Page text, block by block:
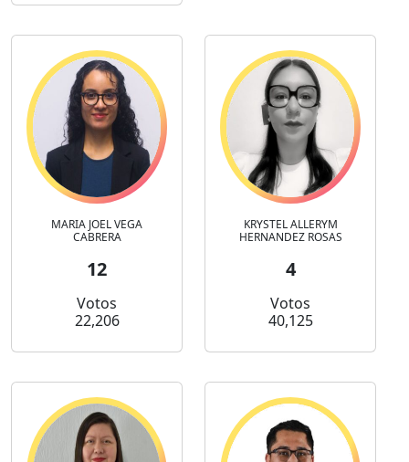
MARIA JOEL VEGA
CABRERA
12
Votos
22,206
KRYSTEL ALLERYM
HERNANDEZ ROSAS
4
Votos
40,125